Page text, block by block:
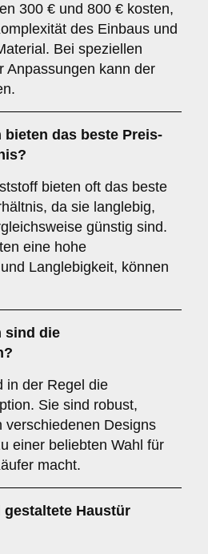
300 € und 800 € kosten,
des Einbaus und
Bei speziellen
Anpassungen kann der
bieten das beste Preis-
bieten oft das beste
da sie langlebig,
günstig sind.
eine hohe
Langlebigkeit, können
sind die
in der Regel die
Sie sind robust,
verschiedenen Designs
einer beliebten Wahl für
macht.
Haustür